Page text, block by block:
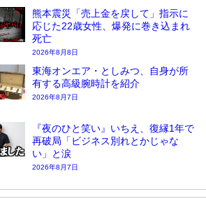
熊本震災「売上金を戻して」指示に
応じた22歳女性、爆発に巻き込まれ
死亡
2026年8月8日
東海オンエア・としみつ、自身が所
有する高級腕時計を紹介
2026年8月7日
『夜のひと笑い』いちえ、復縁1年で
再破局「ビジネス別れとかじゃな
い」と涙
2026年8月7日